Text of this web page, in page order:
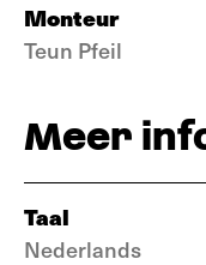
Monteur
Teun Pfeil
Meer
Taal
Nederlands